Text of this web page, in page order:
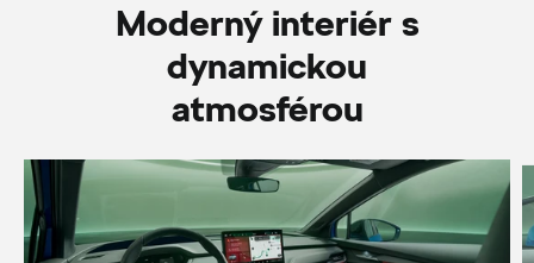
Moderný interiér s
dynamickou
atmosférou